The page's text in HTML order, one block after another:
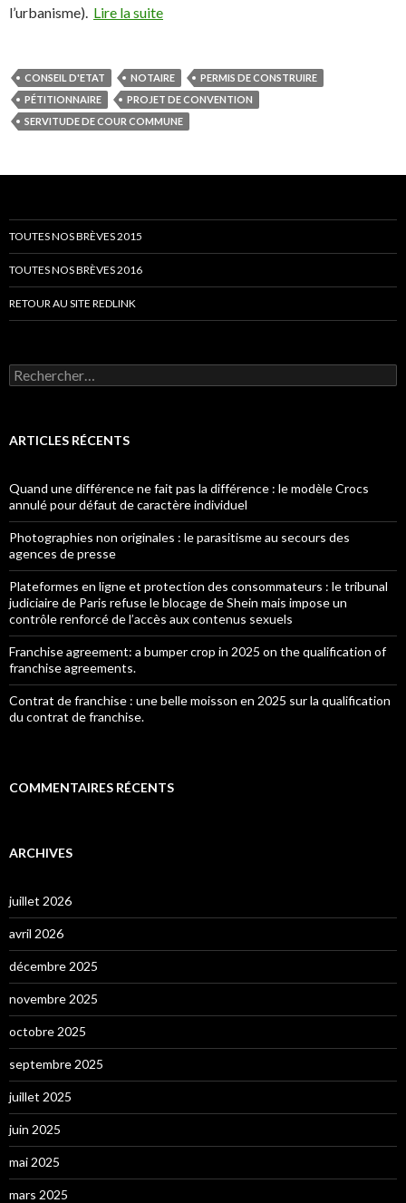
l’urbanisme). Lire la suite
CONSEIL D'ETAT NOTAIRE
PERMIS DE CONSTRUIRE
PÉTITIONNAIRE
PROJET DE CONVENTION
SERVITUDE DE COUR COMMUNE
TOUTES NOS BRÈVES 2015
TOUTES NOS BRÈVES 2016
RETOUR AU SITE REDLINK
Rechercher :
ARTICLES RÉCENTS
Quand une différence ne fait pas la différence : le modèle Crocs
annulé pour défaut de caractère individuel
Photographies non originales : le parasitisme au secours des
agences de presse
Plateformes en ligne et protection des consommateurs : le tribunal
judiciaire de Paris refuse le blocage de Shein mais impose un
contrôle renforcé de l’accès aux contenus sexuels
Franchise agreement: a bumper crop in 2025 on the qualification of
franchise agreements.
Contrat de franchise : une belle moisson en 2025 sur la qualification
du contrat de franchise.
COMMENTAIRES RÉCENTS
ARCHIVES
juillet 2026
avril 2026
décembre 2025
novembre 2025
octobre 2025
septembre 2025
juillet 2025
juin 2025
mai 2025
mars 2025